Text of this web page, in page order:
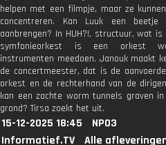
helpen met een filmpje, maar ze
concentreren. Kan Luuk een beetje
aanbrengen? In HUH?!, structuur, wat is
symfonieorkest is een orkest
instrumenten meedoen. Janouk maakt
de concertmeester, dat is de
orkest en de rechterhand van de
kan een zachte worm tunnels graven
grond? Tirsa zoekt het uit.
15-12-2025 18:45
NPO3
Informatief.TV
Alle